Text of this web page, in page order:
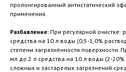
пролонгированный антистатический
применения.
Разбавление: При регулярной очистке:
средства на 10 л воды (0,5-1,0%
степени загрязнённости поверхности.
мл до 2 л средства на 10 л воды (2-20%
сложных и застарелых загрязнений